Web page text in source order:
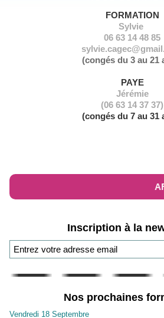
FORMATION
Sylvie
06 63 14 48 85
(congés du 3 au 21
PAYE
Jérémie
(06 63 14 37 37)
(congés du 7 au 31
Inscription à la
Nos prochaines
Vendredi 18 Septembre